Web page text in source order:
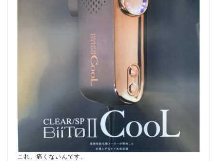
これ、痛くないんです。